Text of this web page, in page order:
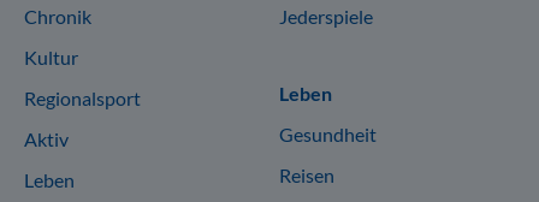
Chronik
Kultur
Regionalsport
Aktiv
Leben
Jederspiele
Leben
Gesundheit
Reisen